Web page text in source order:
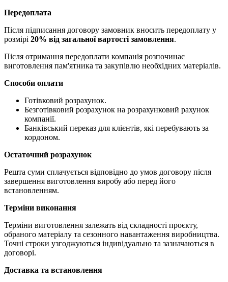
Передоплата
Після підписання договору замовник вносить передоплату у
розмірі 20% від загальної вартості замовлення.
Після отримання передоплати компанія розпочинає
виготовлення пам'ятника та закупівлю необхідних матеріалів.
Способи оплати
Готівковий розрахунок.
Безготівковий розрахунок на розрахунковий рахунок
компанії.
Банківський переказ для клієнтів, які перебувають за
кордоном.
Остаточний розрахунок
Решта суми сплачується відповідно до умов договору після
завершення виготовлення виробу або перед його
встановленням.
Терміни виконання
Терміни виготовлення залежать від складності проєкту,
обраного матеріалу та сезонного навантаження виробництва.
Точні строки узгоджуються індивідуально та зазначаються в
договорі.
Доставка та встановлення